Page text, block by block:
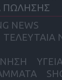
ΠΩΛΗΣΗΣ
NEWS
ΤΕΛΕΥΤΑΙΑ
ΥΓΕΙΑ